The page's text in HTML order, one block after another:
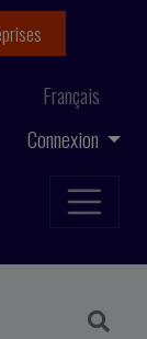
Connexion
Français